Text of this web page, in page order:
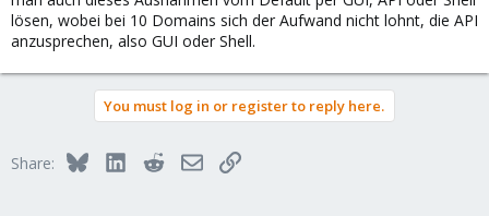
/etc/postfix/hash/transport:
lösen, wobei bei 10 Domains sich der Aufwand nicht lohnt, die API
anzusprechen, also GUI oder Shell.
You must log in or register to reply here.
Share: BlueskyLinkedInRedditEmailLink